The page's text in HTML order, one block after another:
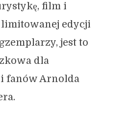
film i
edycji
jest to
dla
fanów Arnolda